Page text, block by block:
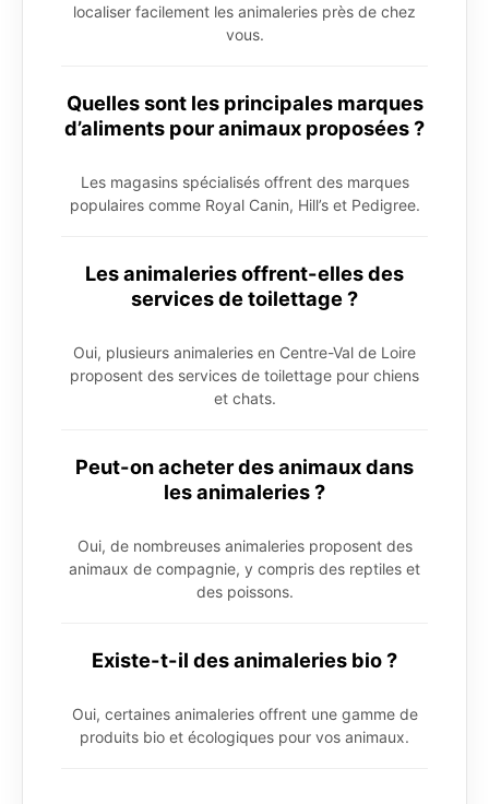
localiser facilement les animaleries près de chez
vous.
Quelles sont les principales marques
d’aliments pour animaux proposées ?
Les magasins spécialisés offrent des marques
populaires comme Royal Canin, Hill’s et Pedigree.
Les animaleries offrent-elles des
services de toilettage ?
Oui, plusieurs animaleries en Centre-Val de Loire
proposent des services de toilettage pour chiens
et chats.
Peut-on acheter des animaux dans
les animaleries ?
Oui, de nombreuses animaleries proposent des
animaux de compagnie, y compris des reptiles et
des poissons.
Existe-t-il des animaleries bio ?
Oui, certaines animaleries offrent une gamme de
produits bio et écologiques pour vos animaux.